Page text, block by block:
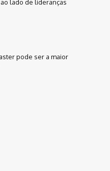
lado de lideranças
pode ser a maior